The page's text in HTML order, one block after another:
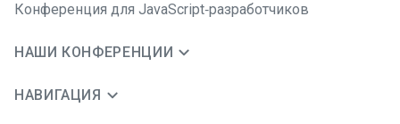
Конференция для JavaScript‑разработчиков
НАШИ КОНФЕРЕНЦИИ
НАВИГАЦИЯ